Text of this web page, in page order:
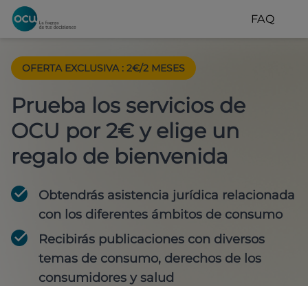
FAQ
OFERTA EXCLUSIVA : 2€/2 MESES
Prueba los servicios de
OCU por 2€ y elige un
regalo de bienvenida
Obtendrás asistencia jurídica relacionada
con los diferentes ámbitos de consumo
Recibirás publicaciones con diversos
temas de consumo, derechos de los
consumidores y salud